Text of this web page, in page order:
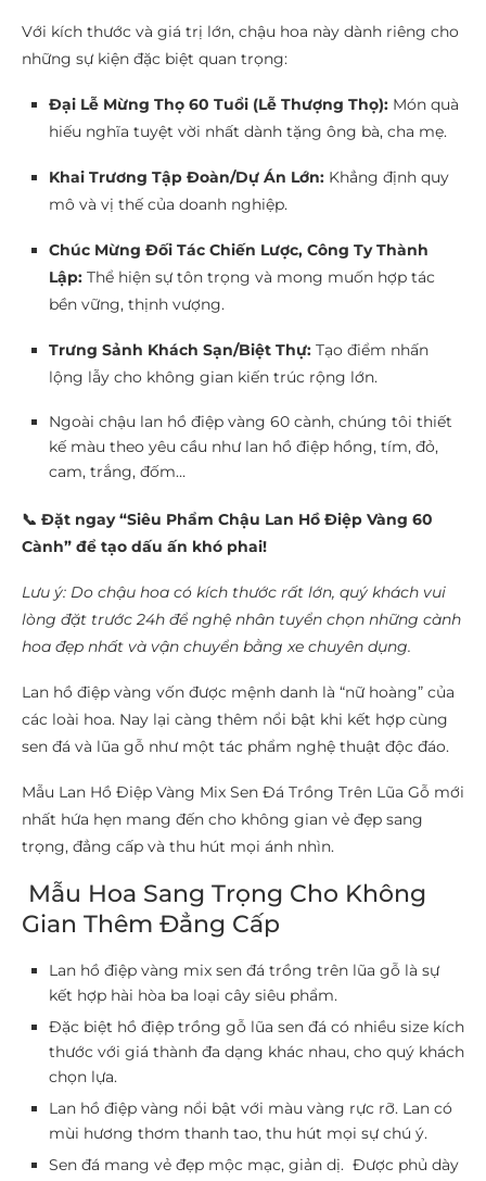
Với kích thước và giá trị lớn, chậu hoa này dành riêng cho
những sự kiện đặc biệt quan trọng:
Đại Lễ Mừng Thọ 60 Tuổi (Lễ Thượng Thọ): Món quà
hiếu nghĩa tuyệt vời nhất dành tặng ông bà, cha mẹ.
Khai Trương Tập Đoàn/Dự Án Lớn: Khẳng định quy
mô và vị thế của doanh nghiệp.
Chúc Mừng Đối Tác Chiến Lược, Công Ty Thành
Lập: Thể hiện sự tôn trọng và mong muốn hợp tác
bền vững, thịnh vượng.
Trưng Sảnh Khách Sạn/Biệt Thự: Tạo điểm nhấn
lộng lẫy cho không gian kiến trúc rộng lớn.
Ngoài chậu lan hồ điệp vàng 60 cành, chúng tôi thiết
kế màu theo yêu cầu như lan hồ điệp hồng, tím, đỏ,
cam, trắng, đốm…
📞 Đặt ngay “Siêu Phẩm Chậu Lan Hồ Điệp Vàng 60
Cành” để tạo dấu ấn khó phai!
Lưu ý: Do chậu hoa có kích thước rất lớn, quý khách vui
lòng đặt trước 24h để nghệ nhân tuyển chọn những cành
hoa đẹp nhất và vận chuyển bằng xe chuyên dụng.
Lan hồ điệp vàng vốn được mệnh danh là “nữ hoàng” của
các loài hoa. Nay lại càng thêm nổi bật khi kết hợp cùng
sen đá và lũa gỗ như một tác phẩm nghệ thuật độc đáo.
Mẫu Lan Hồ Điệp Vàng Mix Sen Đá Trồng Trên Lũa Gỗ mới
nhất hứa hẹn mang đến cho không gian vẻ đẹp sang
trọng, đẳng cấp và thu hút mọi ánh nhìn.
Mẫu Hoa Sang Trọng Cho Không
Gian Thêm Đẳng Cấp
Lan hồ điệp vàng mix sen đá trồng trên lũa gỗ là sự
kết hợp hài hòa ba loại cây siêu phẩm.
Đặc biệt hồ điệp trồng gỗ lũa sen đá có nhiều size kích
thước với giá thành đa dạng khác nhau, cho quý khách
chọn lựa.
Lan hồ điệp vàng nổi bật với màu vàng rực rỡ. Lan có
mùi hương thơm thanh tao, thu hút mọi sự chú ý.
Sen đá mang vẻ đẹp mộc mạc, giản dị. Được phủ dày